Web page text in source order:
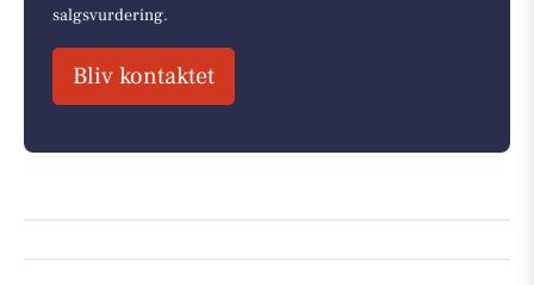
salgsvurdering.
Bliv kontaktet